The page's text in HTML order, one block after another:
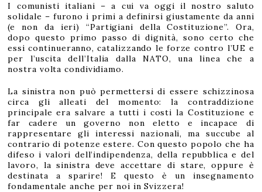
I comunisti italiani – a cui va oggi il nostro saluto
solidale – furono i primi a definirsi giustamente da anni
(e non da ieri) “Partigiani della Costituzione”. Ora,
dopo questo primo passo di dignità, sono certo che
essi continueranno, catalizzando le forze contro l’UE e
per l’uscita dell’Italia dalla NATO, una linea che a
nostra volta condividiamo.
La sinistra non può permettersi di essere schizzinosa
circa gli alleati del momento: la contraddizione
principale era salvare a tutti i costi la Costituzione e
far cadere un governo non eletto e incapace di
rappresentare gli interessi nazionali, ma succube al
contrario di potenze estere. Con questo popolo che ha
difeso i valori dell’indipendenza, della repubblica e del
lavoro, la sinistra deve accettare di stare, oppure è
destinata a sparire! E questo è un insegnamento
fondamentale anche per noi in Svizzera!